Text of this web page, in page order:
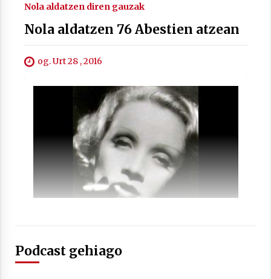
2021/07/03
Zebrabidearen denboraldi amaiera
EHZtik
2021/07/01
2021/06/30
Nola aldatzen diren gauzak
Nola aldatzen 76 Abestien atzean
og. Urt 28 , 2016
Podcast gehiago